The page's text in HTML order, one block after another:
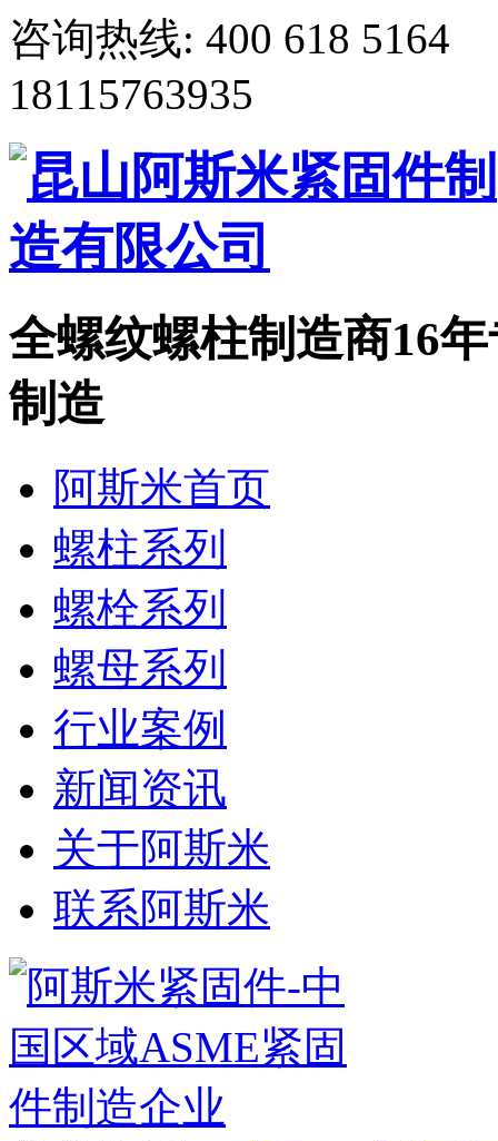
咨询热线: 400 618 5164
18115763935
全螺纹螺柱制造商16
制造
阿斯米首页
螺柱系列
螺栓系列
螺母系列
行业案例
新闻资讯
关于阿斯米
联系阿斯米